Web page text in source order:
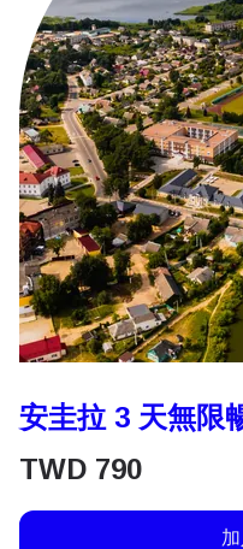
安圭拉 3 天無限
TWD 790